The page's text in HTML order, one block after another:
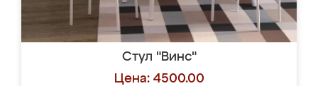
Стул "Винс"
Цена: 4500.00